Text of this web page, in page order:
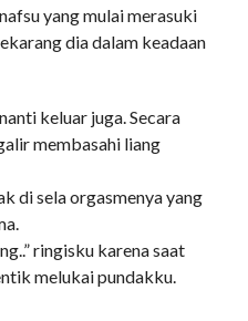
yang mulai merasuki
dia dalam keadaan
keluar juga. Secara
membasahi liang
di sela orgasmenya yang
ringisku karena saat
melukai pundakku.